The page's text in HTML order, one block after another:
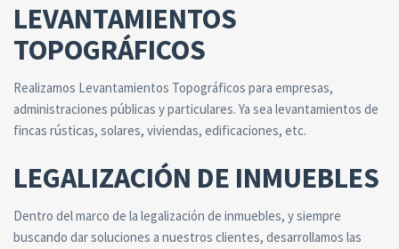
LEVANTAMIENTOS
TOPOGRÁFICOS
Realizamos Levantamientos Topográficos para empresas,
administraciones públicas y particulares. Ya sea levantamientos de
fincas rústicas, solares, viviendas, edificaciones, etc.
LEGALIZACIÓN DE INMUEBLES
Dentro del marco de la legalización de inmuebles, y siempre
buscando dar soluciones a nuestros clientes, desarrollamos las